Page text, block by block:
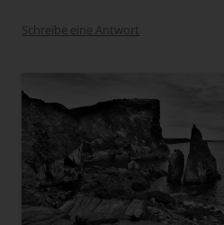
Schreibe eine Antwort